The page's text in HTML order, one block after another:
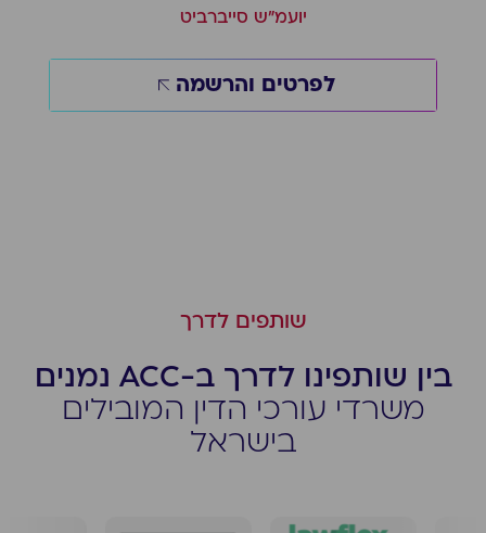
יועמ"ש סייברביט
לפרטים והרשמה
שותפים לדרך
בין שותפינו לדרך ב-ACC נמנים
משרדי עורכי הדין המובילים
בישראל